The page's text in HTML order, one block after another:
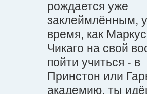
рождается уже
заклеймлённым,
время, как
Чикаго на свой
пойти учиться - в
Принстон или
академию, ты